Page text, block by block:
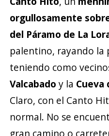
orgullosamente
del Páramo de La
palentino, rayando la
teniendo como
Valcabado y la Cueva
Claro, con el Canto
normal. No se
gran camino o